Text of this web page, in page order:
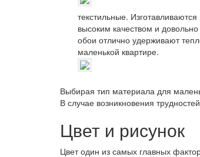
текстильные.
высоким качеством и
обои отлично удерживают
маленькой квартире.
Выбирая тип материала для
В случае возникновения
Цвет и рисунок
Цвет один из самых главных